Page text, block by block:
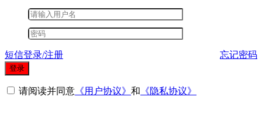
短信登录/注册 忘记密码
登录
请阅读并同意 《用户协议》 和 《隐私协议》